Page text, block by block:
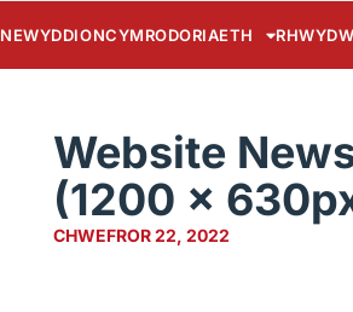
NEWYDDIONCYMRODORIAETH
Website
(1200 ×
CHWEFROR 22, 2022